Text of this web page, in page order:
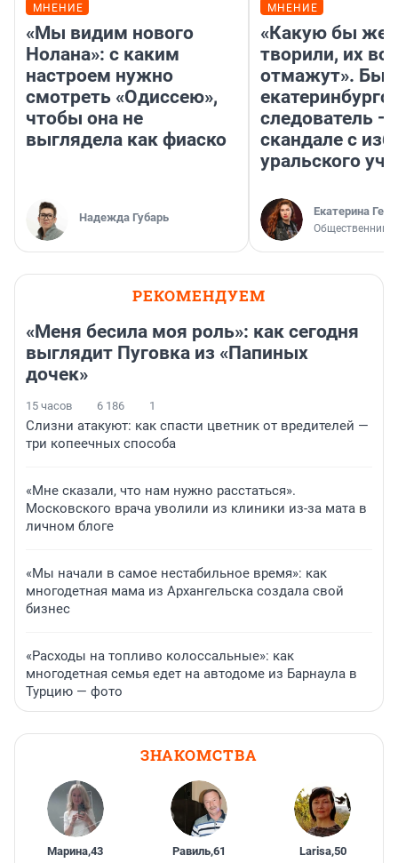
МНЕНИЕ
«Мы видим нового
Нолана»: с каким
настроем нужно
смотреть «Одиссею»,
чтобы она не
выглядела как фиаско
Надежда Губарь
МНЕНИЕ
«Какую бы
творили, их
отмажут».
следователь —
скандале с
уральского
Екатерина
Общественник
РЕКОМЕНДУЕМ
«Меня бесила моя роль»: как сегодня
выглядит Пуговка из «Папиных
дочек»
15 часов 6 186 1
Слизни атакуют: как спасти цветник от вредителей —
три копеечных способа
«Мне сказали, что нам нужно расстаться».
Московского врача уволили из клиники из-за мата в
личном блоге
«Мы начали в самое нестабильное время»: как
многодетная мама из Архангельска создала свой
бизнес
«Расходы на топливо колоссальные»: как
многодетная семья едет на автодоме из Барнаула в
Турцию — фото
ЗНАКОМСТВА
Марина,43 Равиль,61 Larisa,50